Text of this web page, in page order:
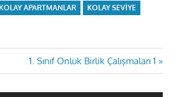
KOLAY APARTMANLAR
KOLAY SEVIYE
Next
Post:
1. Sınıf Onluk Birlik Çalışmaları 1